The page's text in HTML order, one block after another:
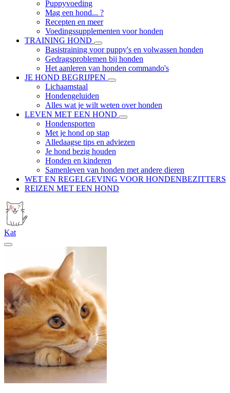
Puppyvoeding
Mag een hond... ?
Recepten en meer
Voedingssupplementen voor honden
TRAINING HOND
Basistraining voor puppy's en volwassen honden
Gedragsproblemen bij honden
Het aanleren van honden commando's
JE HOND BEGRIJPEN
Lichaamstaal
Hondengeluiden
Alles wat je wilt weten over honden
LEVEN MET EEN HOND
Hondensporten
Met je hond op stap
Alledaagse tips en adviezen
Je hond bezig houden
Honden en kinderen
Samenleven van honden met andere dieren
WET EN REGELGEVING VOOR HONDENBEZITTERS
REIZEN MET EEN HOND
Kat